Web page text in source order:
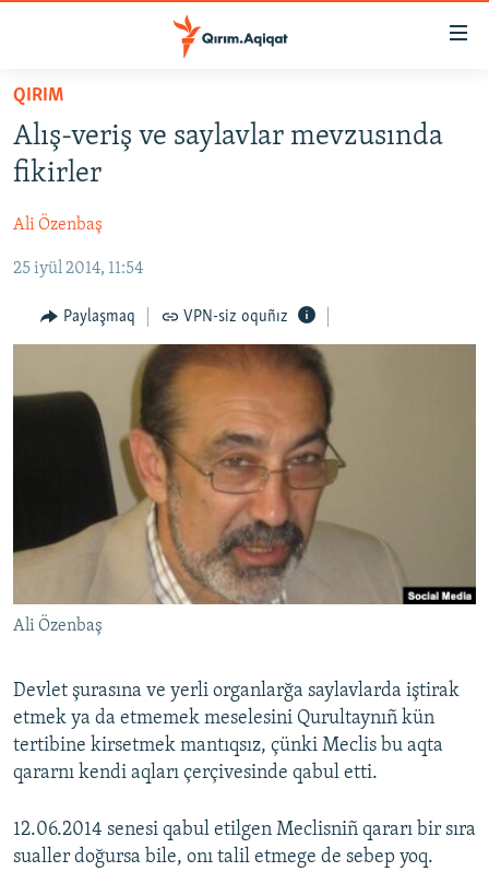
Esas
qaytmaq
Baş
qaytmaq
qaytmaq
HABERLER
SİYASET
CEMİYET
MEDENİYET
İNSAN AQLARI
SÜRET
Русский
QOŞULIÑIZ!
RFE/RS bütün saytları
QIRIM
Alış-veriş ve saylavlar mevzusında
fikirler
Ali Özenbaş
25 iyül 2014, 11:54
Paylaşmaq VPN-siz oquñız
Ali Özenbaş
Devlet şurasına ve yerli organlarğa saylavlarda iştirak
etmek ya da etmemek meselesini Qurultaynıñ kün
tertibine kirsetmek mantıqsız, çünki Meclis bu aqta
qararnı kendi aqları çerçivesinde qabul etti.
12.06.2014 senesi qabul etilgen Meclisniñ qararı bir sıra
sualler doğursa bile, onı talil etmege de sebep yoq.